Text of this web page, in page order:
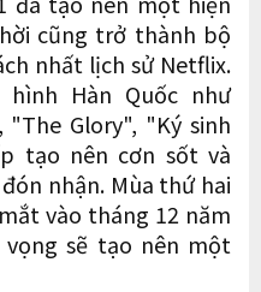
cũng trở thành bộ
nhất lịch sử Netflix.
Hàn Quốc như
Glory", "Ký sinh
tạo nên cơn sốt và
nhận. Mùa thứ hai
vào tháng 12 năm
sẽ tạo nên một